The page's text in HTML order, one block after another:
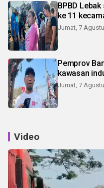
BPBD
ke 11
Jumat, 7
Pemprov
kawasan
Jumat, 7
Video